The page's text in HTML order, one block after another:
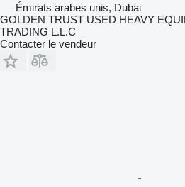
Émirats arabes unis, Dubai
GOLDEN TRUST USED HEAVY
TRADING L.L.C
Contacter le vendeur